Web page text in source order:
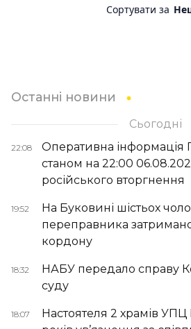
Останні новини
Сьогодні
22:08
Оперативна інформація
станом на 22:00
російського вторгнення
19:52
На Буковині шістьох
переправника
кордону
18:32
НАБУ передало справу
суду
18:07
Настоятеля 2 храмів